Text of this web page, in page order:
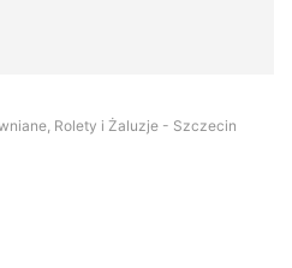
Rolety i Żaluzje - Szczecin